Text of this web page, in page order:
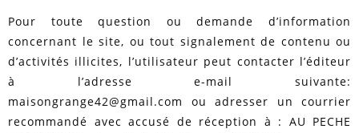
Pour toute question ou demande d’information
concernant le site, ou tout signalement de contenu ou
d’activités illicites, l’utilisateur peut contacter l’éditeur
à l’adresse e-mail suivante:
maisongrange42@gmail.com ou adresser un courrier
recommandé avec accusé de réception à : AU PECHE